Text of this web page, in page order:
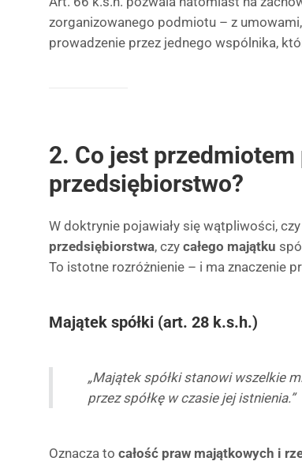
zorganizowanego podmiotu – z
prowadzenie przez jednego wspólnika,
2. Co jest
przedsiębiorstwo?
W doktrynie pojawiały się wątpliwości,
przedsiębiorstwa, czy całego majątku
To istotne rozróżnienie – i ma znaczenie
Majątek spółki (art. 28 k.s.h.)
„Majątek spółki stanowi wszelkie
przez spółkę w czasie jej istnienia.”
Oznacza to całość praw majątkowych i